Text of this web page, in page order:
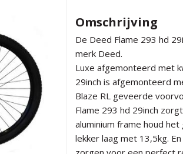
Omschrijving
De Deed Flame 293 hd
merk Deed.
Luxe afgemonteerd met
29inch is afgemonteerd
Blaze RL geveerde
Flame 293 hd 29inch
aluminium frame houd
lekker laag met 13,5kg.